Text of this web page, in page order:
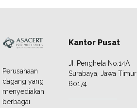
Perusahaan
dagang yang
menyediakan
berbagai
Kantor Pusat
JI. Penghela No.14A
Surabaya, Jawa Timur
60174